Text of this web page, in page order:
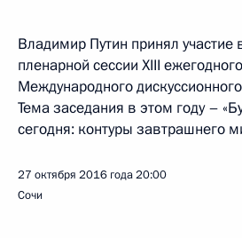
Владимир Путин принял участие
пленарной сессии XIII
Международного
Тема заседания в этом году –
сегодня: контуры завтрашнего
27 октября 2016 года20:00
Сочи